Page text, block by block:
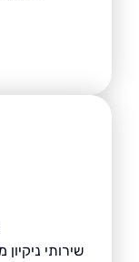
שירותי ניקיון